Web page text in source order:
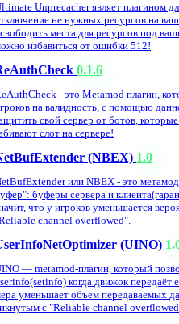
Unprecacher являет плагином
не нужных ресурсов на
места для ресурсов под
избавиться от ошибки 512!
0.1.6
- это Metamod плагин,
на валидность, с помощью
свой сервер от ботов,
слот на сервере!
(NBEX) 1.0
или NBEX - это
буферы сервера и
что у игроков уменьшается
channel overflowed".
(UINO)
— metamod-плагин, который
когда движок передаёт
уменьшает объём передаваемых
с "Reliable channel